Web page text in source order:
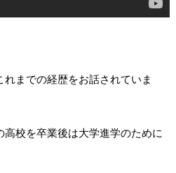
までの経歴をお話されていま
校を卒業後は大学進学のために